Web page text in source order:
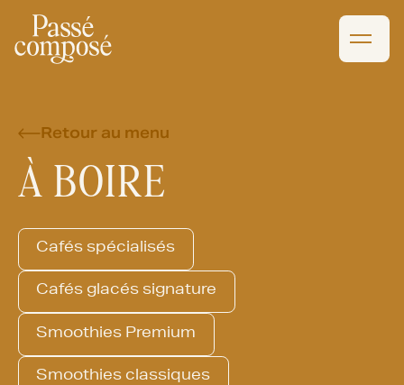
Retour au menu
À BOIRE
Cafés spécialisés
Cafés glacés signature
Smoothies Premium
Smoothies classiques